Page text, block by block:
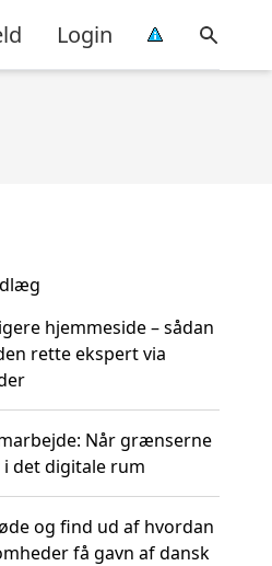
Login
hjemmeside – sådan
rette ekspert via
Når grænserne
det digitale rum
og find ud af hvordan
få gavn af dansk